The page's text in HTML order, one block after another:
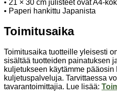
• 21 × 30 cm julisteet ovat A4-
• Paperi hankittu Japanista
Toimitusaika
Toimitusaika tuotteille yleisesti
sisältää tuotteiden painatuksen
kuljetukseen käytämme
kuljetuspalveluja. Tarvittaessa
tavarantoimittajia. Lue lisää: